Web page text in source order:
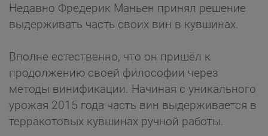
Недавно Фредерик Маньен принял решение
выдерживать часть своих вин в кувшинах.
Вполне естественно, что он пришёл к
продолжению своей философии через
методы винификации. Начиная с уникального
урожая 2015 года часть вин выдерживается в
терракотовых кувшинах ручной работы.